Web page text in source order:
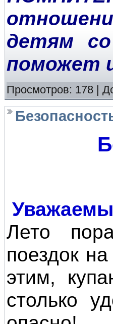
детям
поможет
Просмотров: 178 |
Лето
поездок
этим,
столько